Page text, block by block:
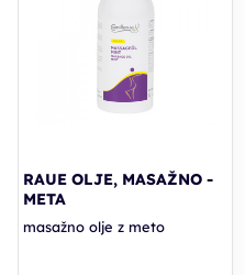
RAUE OLJE, MASAŽNO -
META
masažno olje z meto